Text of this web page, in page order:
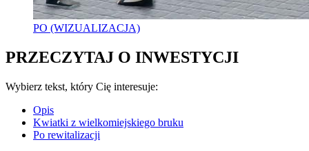
PO (WIZUALIZACJA)
PRZECZYTAJ O INWESTYCJI
Wybierz tekst, który Cię interesuje:
Opis
Kwiatki z wielkomiejskiego bruku
Po rewitalizacji